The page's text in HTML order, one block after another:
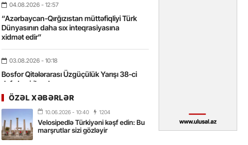
04.08.2026 - 12:57
“Azərbaycan-Qırğızıstan müttəfiqliyi Türk
Dünyasının daha sıx inteqrasiyasına
xidmət edir”
03.08.2026 - 10:18
Bosfor Qitələrarası Üzgüçülük Yarışı 38-ci
dəfə keçiriləcək
- 18:22
Ana dilimiz milli kimliyimizin və mənəvi
birliyimizin əsas dayağıdır – Tənzilə
Rüstəmxanlı
ÖZƏL XƏBƏRLƏR
10.06.2026 - 10:40 1204
Velosipedlə Türkiyəni kəşf edin: Bu
marşrutlar sizi gözləyir